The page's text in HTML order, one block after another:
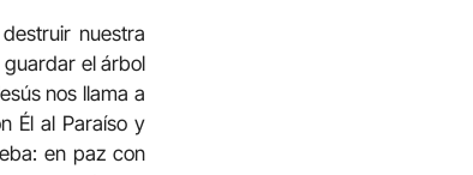
nuestra
el árbol
nos llama a
Él al Paraíso y
en paz con